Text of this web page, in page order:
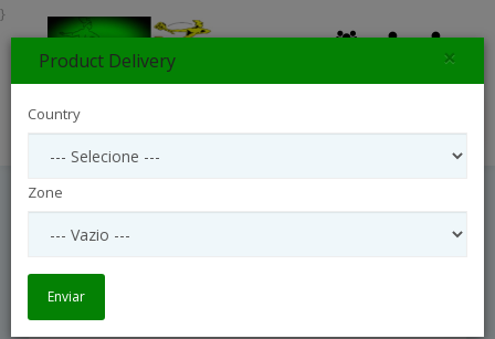
Arrangement Of Plants
}
Product Delivery ×
Country
Zone
Enviar